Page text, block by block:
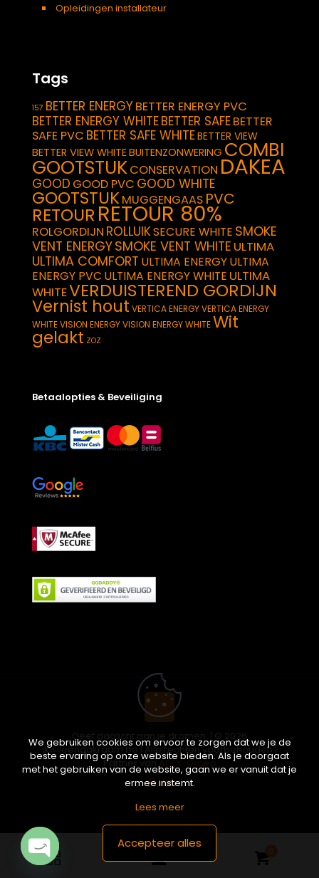
Opleidingen installateur
Tags
157 BETTER ENERGYBETTER ENERGY PVC
BETTER ENERGY WHITEBETTER SAFEBETTER
SAFE PVC BETTER SAFE WHITEBETTER VIEW
BETTER VIEW WHITEBUITENZONWERING COMBI
GOOTSTUKCONSERVATION DAKEA
GOOD GOOD PVC GOOD WHITE
GOOTSTUKMUGGENGAAS PVC
RETOUR RETOUR 80%
ROLGORDIJN ROLLUIKSECURE WHITE SMOKE
VENT ENERGYSMOKE VENT WHITE ULTIMA
ULTIMA COMFORT ULTIMA ENERGYULTIMA
ENERGY PVC ULTIMA ENERGY WHITE ULTIMA
WHITEVERDUISTEREND GORDIJN
Vernist hout VERTICA ENERGYVERTICA ENERGY
WHITEVISION ENERGYVISION ENERGY WHITEWit
gelakt ZOZ
Betaalopties & Beveiliging
Geef daglicht aan je dromen. | © 2026
ikwileendakraam.be | Alle rechten voorbehouden |
Partner vanAPEX-Groep
0
We gebruiken cookies om ervoor te zorgen dat we je de
beste ervaring op onze website bieden. Als je doorgaat
met het gebruiken van de website, gaan we er vanuit dat je
ermee instemt.
Lees meer
Accepteer alles